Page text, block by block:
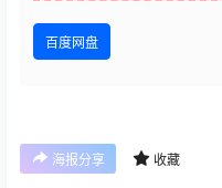
百度网盘
海报分享 收藏